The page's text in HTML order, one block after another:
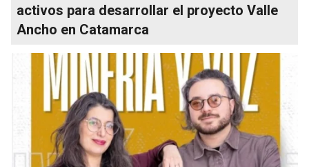
activos para desarrollar el proyecto Valle
Ancho en Catamarca